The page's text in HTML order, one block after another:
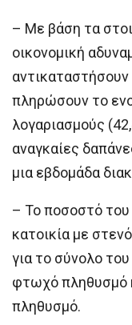
– Με βάση τα
οικονομική
πληρώσουν το
λογαριασμούς
αναγκαίες
μια εβδομάδα
– Το ποσοστό του
κατοικία με
για το σύνολο
φτωχό πληθυσμό
πληθυσμό.